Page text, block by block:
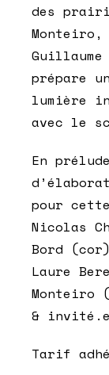
des
prépare
lumière
avec le
En
pour
Nicolas
Bord
Laure
Monteiro
&
Tarif